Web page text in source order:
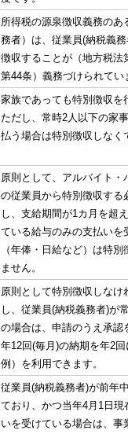
所得税の源泉徴収義務のあ
務者）は、従業員(納税義
徴収することが（地方税法
第44条）義務づけられてい
家族であっても特別徴収を
ただし、常時2人以下の家
払う場合は特別徴収しなく
原則として、アルバイト・
の従業員から特別徴収する
し、支給期間が1カ月を超
ている給与のみの支払いを
（年俸・日給など）は特
ません。
原則として特別徴収しな
し、従業員(納税義務者)が
の場合は、申請のうえ承認
年12回(毎月)の納期を年2
例）を利用できます。
従業員(納税義務者)が前年
ており、かつ当年4月1日
いを受けている場合は、事